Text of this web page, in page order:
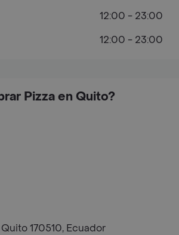
Pizza en Quito?
170510, Ecuador
12:00 - 23:00
12:00 - 23:00